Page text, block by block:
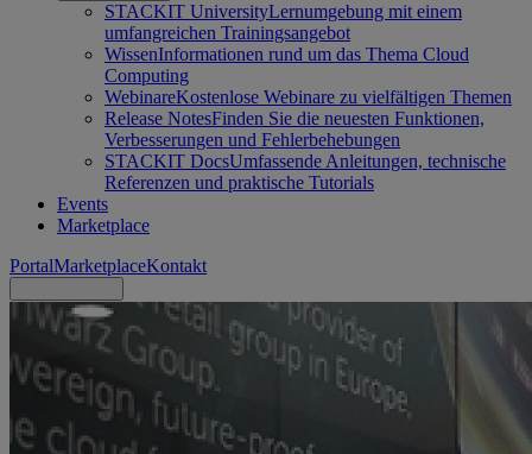
STACKIT UniversityLernumgebung mit einem
umfangreichen Trainingsangebot
WissenInformationen rund um das Thema Cloud
Computing
WebinareKostenlose Webinare zu vielfältigen Themen
Release NotesFinden Sie die neuesten Funktionen,
Verbesserungen und Fehlerbehebungen
STACKIT DocsUmfassende Anleitungen, technische
Referenzen und praktische Tutorials
Events
Marketplace
PortalMarketplaceKontakt